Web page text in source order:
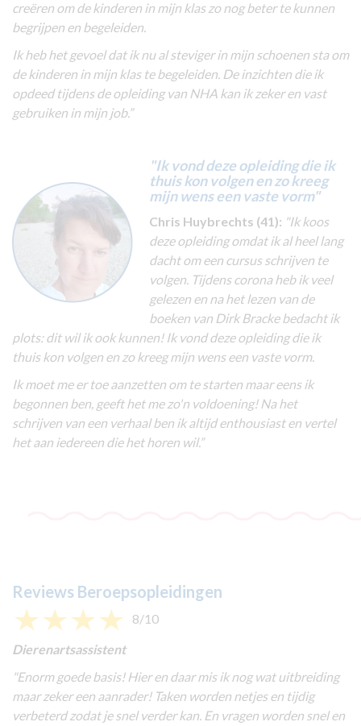
creëren om de kinderen in mijn klas zo nog beter te kunnen
begrijpen en begeleiden.
Ik heb het gevoel dat ik nu al steviger in mijn schoenen sta om
de kinderen in mijn klas te begeleiden. De inzichten die ik
opdeed tijdens de opleiding van NHA kan ik zeker en vast
gebruiken in mijn job.”
"Ik vond deze opleiding die ik
thuis kon volgen en zo kreeg
mijn wens een vaste vorm"
Chris Huybrechts (41): "Ik koos
deze opleiding omdat ik al heel lang
dacht om een cursus schrijven te
volgen. Tijdens corona heb ik veel
gelezen en na het lezen van de
boeken van Dirk Bracke bedacht ik
plots: dit wil ik ook kunnen! Ik vond deze opleiding die ik
thuis kon volgen en zo kreeg mijn wens een vaste vorm.
Ik moet me er toe aanzetten om te starten maar eens ik
begonnen ben, geeft het me zo'n voldoening! Na het
schrijven van een verhaal ben ik altijd enthousiast en vertel
het aan iedereen die het horen wil.”
Reviews Beroepsopleidingen
8/10
Dierenartsassistent
"Enorm goede basis! Hier en daar mis ik nog wat uitbreiding
maar zeker een aanrader! Taken worden netjes en tijdig
verbeterd zodat je snel verder kan. En vragen worden snel en